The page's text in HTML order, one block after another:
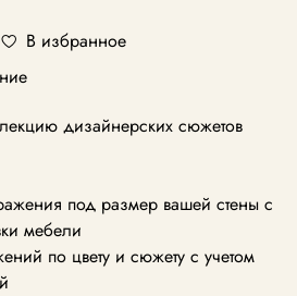
В избранное
дизайнерских сюжетов
под размер вашей стены с
мебели
по цвету и сюжету с учетом